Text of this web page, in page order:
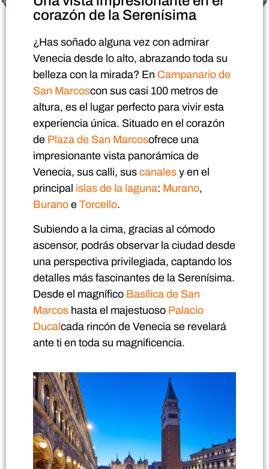
corazón de la Serenísima
¿Has soñado alguna vez con admirar
Venecia desde lo alto, abrazando toda su
belleza con la mirada? En Campanario de
San Marcoscon sus casi 100 metros de
altura, es el lugar perfecto para vivir esta
experiencia única. Situado en el corazón
de Plaza de San Marcosofrece una
impresionante vista panorámica de
Venecia, sus calli, sus canales y en el
principal islas de la laguna: Murano,
Burano e Torcello.
Subiendo a la cima, gracias al cómodo
ascensor, podrás observar la ciudad desde
una perspectiva privilegiada, captando los
detalles más fascinantes de la Serenísima.
Desde el magnífico Basílica de San
Marcos hasta el majestuoso Palacio
Ducal cada rincón de Venecia se revelará
ante ti en toda su magnificencia.